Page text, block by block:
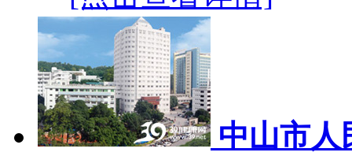
中山市人